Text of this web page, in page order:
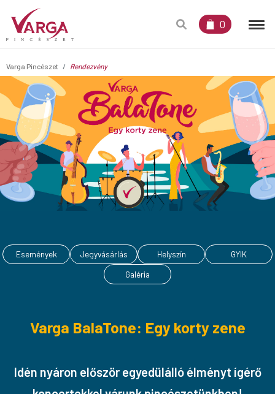
0
Varga Pincészet Rendezvény
Események Jegyvásárlás Helyszín
GYIK
Galéria
Varga BalaTone: Egy korty zene
Idén nyáron először egyedülálló élményt ígérő